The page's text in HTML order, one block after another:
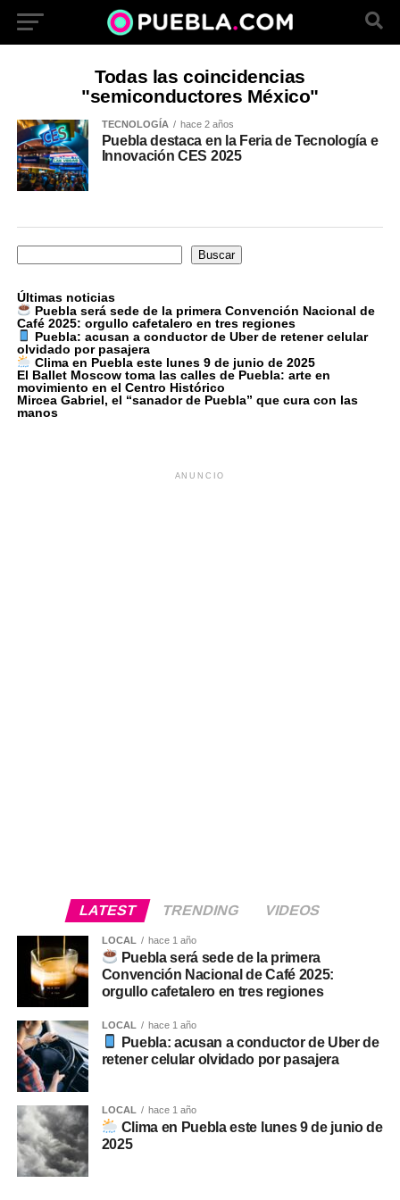
Todas las coincidencias
"semiconductores México"
TECNOLOGÍA hace 2 años
Puebla destaca en la Feria de Tecnología e
Innovación CES 2025
Buscar Buscar
Últimas noticias
Puebla será sede de la primera Convención Nacional de
Café 2025: orgullo cafetalero en tres regiones
Puebla: acusan a conductor de Uber de retener celular
olvidado por pasajera
Clima en Puebla este lunes 9 de junio de 2025
El Ballet Moscow toma las calles de Puebla: arte en
movimiento en el Centro Histórico
Mircea Gabriel, el “sanador de Puebla” que cura con las
manos
ANUNCIO
LATEST TRENDING VIDEOS
LOCAL hace 1 año
Puebla será sede de la primera
Convención Nacional de Café 2025:
orgullo cafetalero en tres regiones
LOCAL hace 1 año
Puebla: acusan a conductor de Uber de
retener celular olvidado por pasajera
LOCAL hace 1 año
Clima en Puebla este lunes 9 de junio de
2025